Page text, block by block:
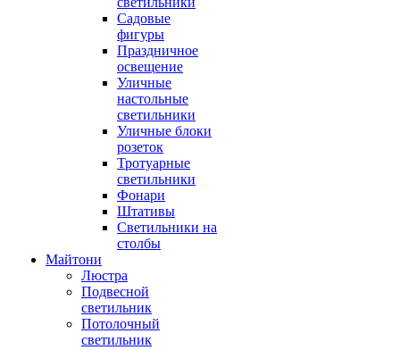
Садовые
фигуры
Праздничное
освещение
Уличные
настольные
светильники
Уличные блоки
розеток
Тротуарные
светильники
Фонари
Штативы
Светильники на
столбы
Майтони
Люстра
Подвесной
светильник
Потолочный
светильник